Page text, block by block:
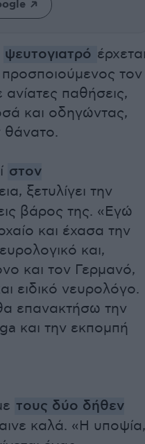
ψευτογιατρό
τον
παθήσεις,
και οδηγώντας,
θάνατο.
στον
ξετυλίγει την
βάρος της. «Εγώ
και έχασα την
και,
και τον Γερμανό,
ειδικό νευρολόγο.
επανακτήσω την
και την εκπομπή
τους δύο δήθεν
καλά. «Η υποψία,